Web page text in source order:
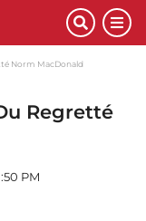
Norm MacDonald
Regretté
PM